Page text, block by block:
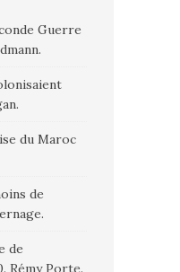
Guerre
du Maroc
de
de
Rémy Porte.